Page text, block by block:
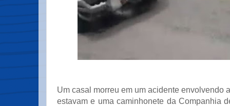
Um casal morreu em um acidente envolvendo
estavam e uma caminhonete da Companhia